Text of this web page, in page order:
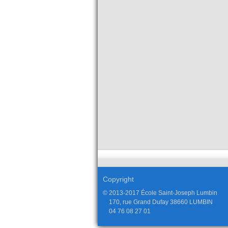
Copyright
© 2013-2017 École Saint-Joseph Lumbin
170, rue Grand Dufay 38660 LUMBIN
04 76 08 27 01